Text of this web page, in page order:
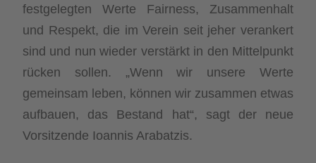
festgelegten Werte Fairness, Zusammenhalt
und Respekt, die im Verein seit jeher verankert
sind und nun wieder verstärkt in den Mittelpunkt
rücken sollen. „Wenn wir unsere Werte
gemeinsam leben, können wir zusammen etwas
aufbauen, das Bestand hat“, sagt der neue
Vorsitzende Ioannis Arabatzis.